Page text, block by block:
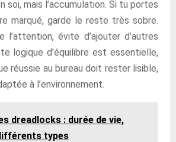
soi, mais l’accumulation. Si tu portes
marqué, garde le reste très sobre.
évite d’ajouter d’autres
logique d’équilibre est essentielle,
réussie au bureau doit rester lisible,
à l’environnement.
dreadlocks : durée de vie,
types